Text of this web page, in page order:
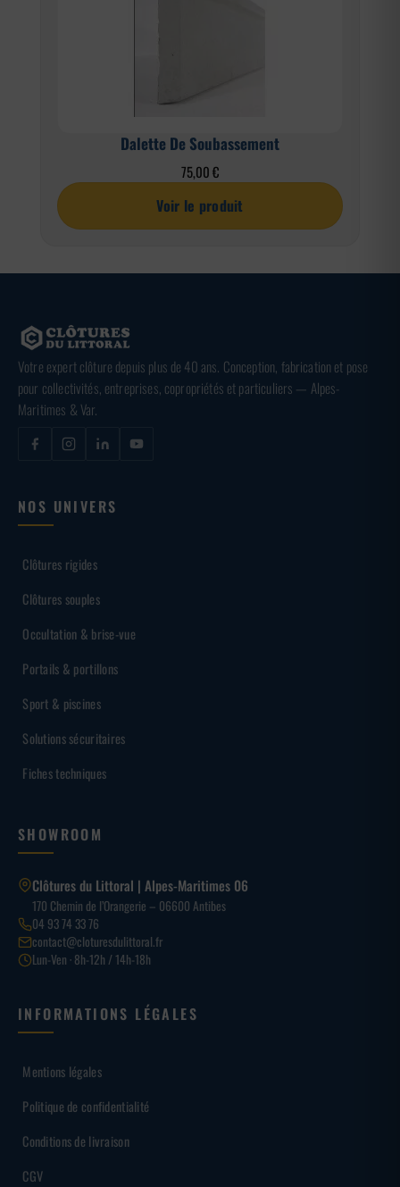
Dalette De Soubassement
75,00€
Voir le produit
Votre expert clôture depuis plus de 40 ans. Conception, fabrication et pose
pour collectivités, entreprises, copropriétés et particuliers — Alpes-
Maritimes & Var.
NOS UNIVERS
Clôtures rigides
Clôtures souples
Occultation & brise-vue
Portails & portillons
Sport & piscines
Solutions sécuritaires
Fiches techniques
SHOWROOM
Clôtures du Littoral | Alpes-Maritimes 06
170 Chemin de l’Orangerie – 06600 Antibes
04 93 74 33 76
contact@cloturesdulittoral.fr
Lun-Ven · 8h-12h / 14h-18h
INFORMATIONS LÉGALES
Mentions légales
Politique de confidentialité
Conditions de livraison
CGV